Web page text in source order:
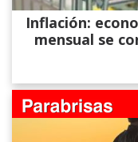
Inflación:
mensual se